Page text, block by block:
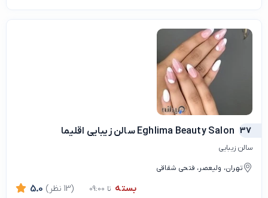
37 Eghlima Beauty Salon سالن زیبایی اقلیما
سالن زیبایی
تهران، ولیعصر، فتحی شقاقی
بسته تا 09:00 5.0 (13 نظر)